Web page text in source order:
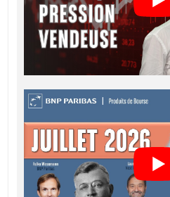
KEY INFORMATION DOCUMENTS
Key Information Document
QUOTES
Latest Product Quotes